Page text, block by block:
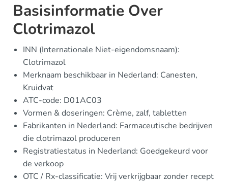
Basisinformatie Over
Clotrimazol
INN (Internationale Niet-eigendomsnaam):
Clotrimazol
Merknaam beschikbaar in Nederland: Canesten,
Kruidvat
ATC-code: D01AC03
Vormen & doseringen: Crème, zalf, tabletten
Fabrikanten in Nederland: Farmaceutische bedrijven
die clotrimazol produceren
Registratiestatus in Nederland: Goedgekeurd voor
de verkoop
OTC / Rx-classificatie: Vrij verkrijgbaar zonder recept